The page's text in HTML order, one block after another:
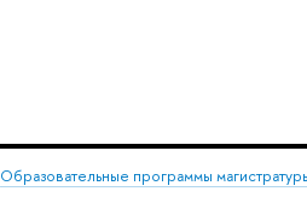
Образовательные программы